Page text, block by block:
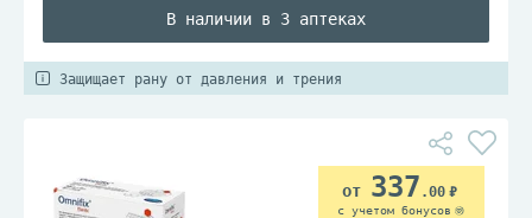
В наличии в 3 аптеках
Защищает рану от давления и трения
337 .00
с учетом бонусов